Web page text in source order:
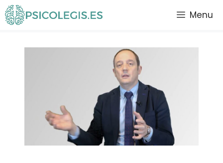
Saltar
al
Menu